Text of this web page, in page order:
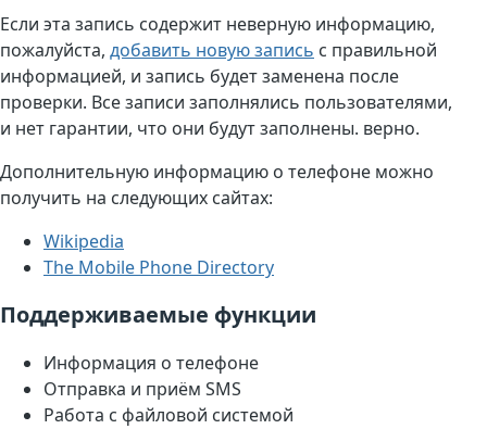
Если эта запись содержит неверную информацию,
пожалуйста, добавить новую запись с правильной
информацией, и запись будет заменена после
проверки. Все записи заполнялись пользователями,
и нет гарантии, что они будут заполнены. верно.
Дополнительную информацию о телефоне можно
получить на следующих сайтах:
Wikipedia
The Mobile Phone Directory
Поддерживаемые функции
Информация о телефоне
Отправка и приём SMS
Работа с файловой системой